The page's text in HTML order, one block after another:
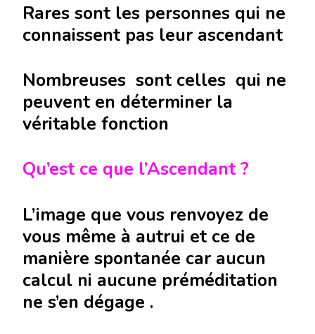
Rares sont les personnes qui ne
connaissent pas leur ascendant
Nombreuses sont celles qui ne
peuvent en déterminer la
véritable fonction
Qu’est ce que l’Ascendant ?
L’image que vous renvoyez de
vous même à autrui et ce de
manière spontanée car aucun
calcul ni aucune préméditation
ne s’en dégage .